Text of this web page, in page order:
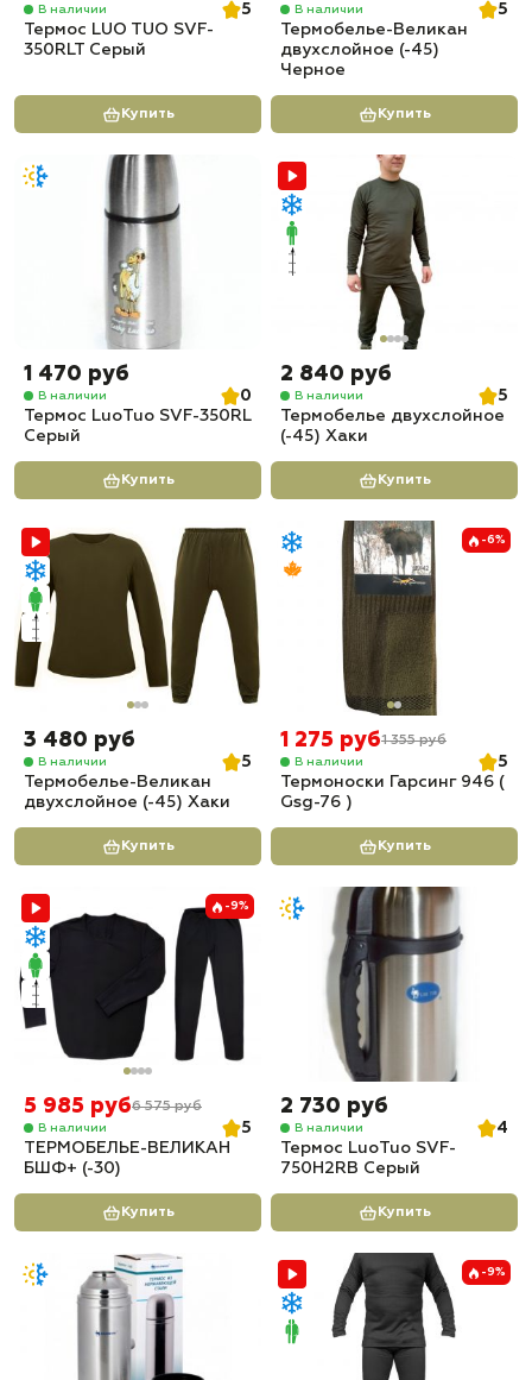
В наличии
5
Термос LUO TUO SVF-
350RLT Серый
Купить
В наличии
5
Термобелье-Великан
двухслойное (-45)
Черное
Купить
1 470 руб
В наличии
0
Термос LuoTuo SVF-350RL
Серый
Купить
2 840 руб
В наличии
5
Термобелье двухслойное
(-45) Хаки
Купить
3 480 руб
В наличии
5
Термобелье-Великан
двухслойное (-45) Хаки
Купить
-6%
1 275 руб1 355 руб
В наличии
5
Термоноски Гарсинг 946 (
Gsg-76 )
Купить
-9%
5 985 руб6 575 руб
В наличии
5
ТЕРМОБЕЛЬЕ-ВЕЛИКАН
БШФ+ (-30)
Купить
2 730 руб
В наличии
4
Термос LuoTuo SVF-
750H2RB Серый
Купить
-9%